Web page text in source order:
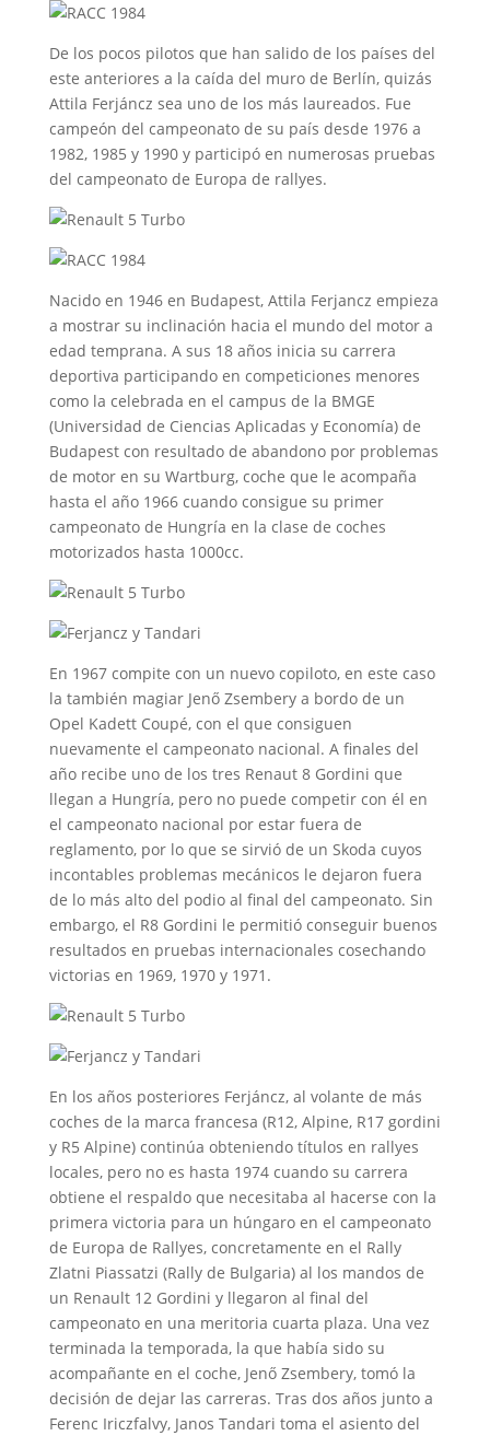
De los pocos pilotos que han salido de los países del
este anteriores a la caída del muro de Berlín, quizás
Attila Ferjáncz sea uno de los más laureados. Fue
campeón del campeonato de su país desde 1976 a
1982, 1985 y 1990 y participó en numerosas pruebas
del campeonato de Europa de rallyes.
Nacido en 1946 en Budapest, Attila Ferjancz empieza
a mostrar su inclinación hacia el mundo del motor a
edad temprana. A sus 18 años inicia su carrera
deportiva participando en competiciones menores
como la celebrada en el campus de la BMGE
(Universidad de Ciencias Aplicadas y Economía) de
Budapest con resultado de abandono por problemas
de motor en su Wartburg, coche que le acompaña
hasta el año 1966 cuando consigue su primer
campeonato de Hungría en la clase de coches
motorizados hasta 1000cc.
En 1967 compite con un nuevo copiloto, en este caso
la también magiar Jenő Zsembery a bordo de un
Opel Kadett Coupé, con el que consiguen
nuevamente el campeonato nacional. A finales del
año recibe uno de los tres Renaut 8 Gordini que
llegan a Hungría, pero no puede competir con él en
el campeonato nacional por estar fuera de
reglamento, por lo que se sirvió de un Skoda cuyos
incontables problemas mecánicos le dejaron fuera
de lo más alto del podio al final del campeonato. Sin
embargo, el R8 Gordini le permitió conseguir buenos
resultados en pruebas internacionales cosechando
victorias en 1969, 1970 y 1971.
En los años posteriores Ferjáncz, al volante de más
coches de la marca francesa (R12, Alpine, R17 gordini
y R5 Alpine) continúa obteniendo títulos en rallyes
locales, pero no es hasta 1974 cuando su carrera
obtiene el respaldo que necesitaba al hacerse con la
primera victoria para un húngaro en el campeonato
de Europa de Rallyes, concretamente en el Rally
Zlatni Piassatzi (Rally de Bulgaria) al los mandos de
un Renault 12 Gordini y llegaron al final del
campeonato en una meritoria cuarta plaza. Una vez
terminada la temporada, la que había sido su
acompañante en el coche, Jenő Zsembery, tomó la
decisión de dejar las carreras. Tras dos años junto a
Ferenc Iriczfalvy, Janos Tandari toma el asiento del